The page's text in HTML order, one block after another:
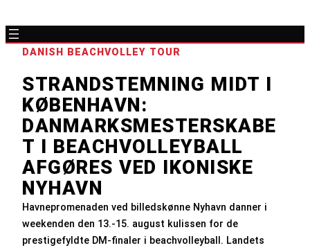
DANISH BEACHVOLLEY TOUR
STRANDSTEMNING MIDT I
KØBENHAVN:
DANMARKSMESTERSKABE
T I BEACHVOLLEYBALL
AFGØRES VED IKONISKE
NYHAVN
Havnepromenaden ved billedskønne Nyhavn danner i
weekenden den 13.-15. august kulissen for de
prestigefyldte DM-finaler i beachvolleyball. Landets